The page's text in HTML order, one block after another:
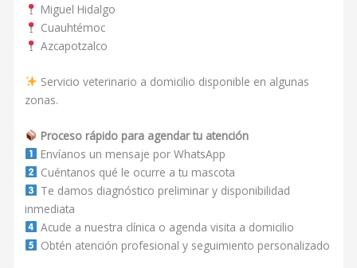
Miguel Hidalgo
Cuauhtémoc
Azcapotzalco
Servicio veterinario a domicilio disponible en algunas
zonas.
Proceso rápido para agendar tu atención
Envíanos un mensaje por WhatsApp
Cuéntanos qué le ocurre a tu mascota
Te damos diagnóstico preliminar y disponibilidad
inmediata
Acude a nuestra clínica o agenda visita a domicilio
Obtén atención profesional y seguimiento personalizado